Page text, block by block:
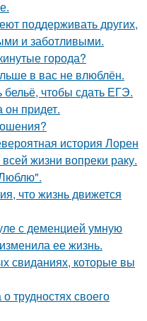
поддерживать других,
и заботливыми.
города?
в вас не влюблён.
чтобы сдать ЕГЭ.
он придет.
история Лорен
жизни вопреки раку.
что жизнь движется
с деменцией умную
ее жизнь.
свиданиях, которые вы
трудностях своего